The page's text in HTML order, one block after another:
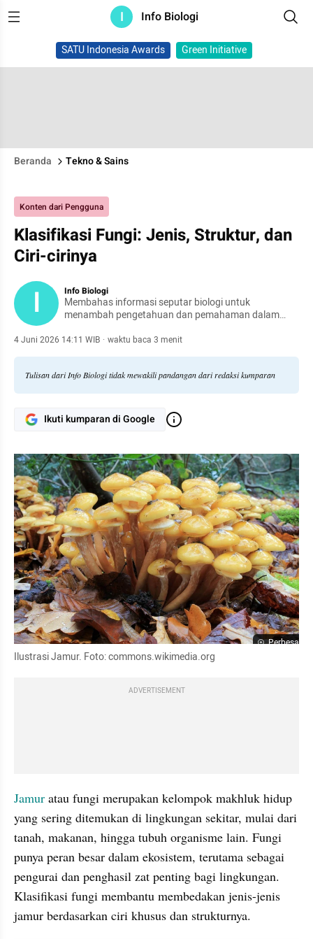
I Info Biologi
SATU Indonesia Awards Green Initiative
Beranda Tekno & Sains
Konten dari Pengguna
Klasifikasi Fungi: Jenis, Struktur, dan
Ciri-cirinya
I Info Biologi
Membahas informasi seputar biologi untuk
menambah pengetahuan dan pemahaman dalam
4 Juni 2026 14:11 WIB · waktu baca 3 menit
Tulisan dari Info Biologi tidak mewakili pandangan dari redaksi kumparan
Ikuti kumparan di Google
Perbesar
Ilustrasi Jamur. Foto: commons.wikimedia.org
ADVERTISEMENT
Jamur atau fungi merupakan kelompok makhluk hidup
yang sering ditemukan di lingkungan sekitar, mulai dari
tanah, makanan, hingga tubuh organisme lain. Fungi
punya peran besar dalam ekosistem, terutama sebagai
pengurai dan penghasil zat penting bagi lingkungan.
Klasifikasi fungi membantu membedakan jenis-jenis
jamur berdasarkan ciri khusus dan strukturnya.